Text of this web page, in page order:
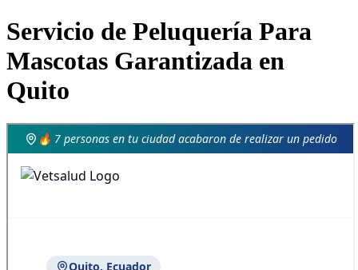
Servicio de Peluquería Para
Mascotas Garantizada en
Quito